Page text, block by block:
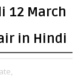
12 March
in Hindi